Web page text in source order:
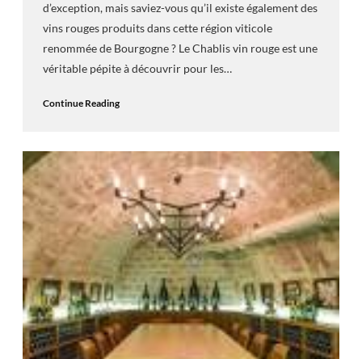
d’exception, mais saviez-vous qu’il existe également des
vins rouges produits dans cette région viticole
renommée de Bourgogne ? Le Chablis vin rouge est une
véritable pépite à découvrir pour les…
Continue Reading